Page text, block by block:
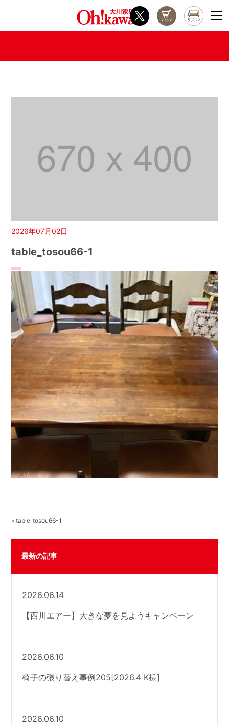
2026年07月02日
table_tosou66-1
« table_tosou66-1
最新の記事
2026.06.14
【西川エアー】大きな夢を見ようキャンペーン
2026.06.10
椅子の張り替え事例205[2026.4 K様]
2026.06.10